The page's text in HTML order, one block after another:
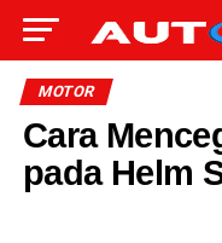
MOTOR
Cara
pada Helm